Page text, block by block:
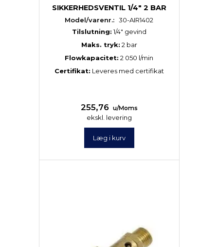
SIKKERHEDSVENTIL 1/4" 2 BAR
Model/varenr.: 30-AIR1402
Tilslutning:1/4″ gevind
Maks. tryk: 2 bar
Flowkapacitet: 2 050 l/min
Certifikat: Leveres med certifikat
255,76 u/Moms
ekskl. levering
Læg i kurv